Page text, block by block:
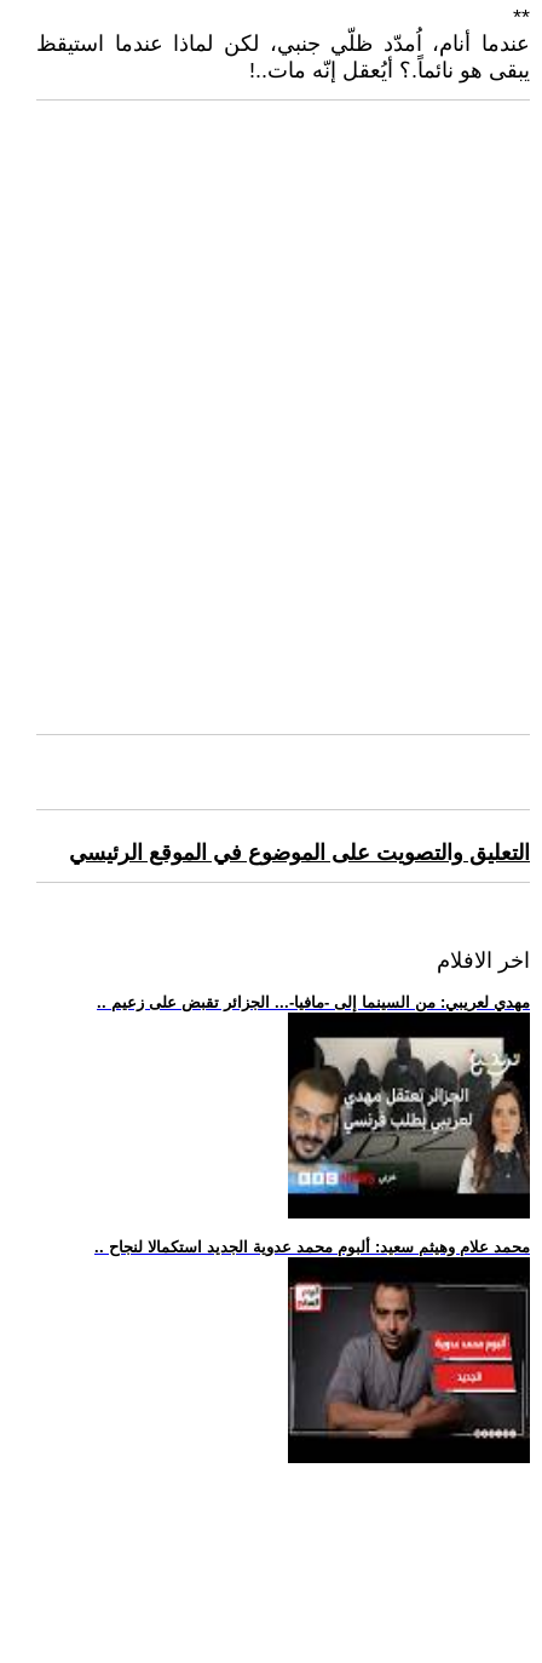
**
عندما أنام، اُمدّد ظلّي جنبي، لكن لماذا عندما استيقظ
يبقى هو نائماً.؟ أيُعقل إنّه مات..!
التعليق والتصويت على الموضوع في الموقع الرئيسي
اخر الافلام
.. مهدي لعريبي: من السينما إلى -مافيا-... الجزائر تقبض على زعيم
.. محمد علام وهيثم سعيد: ألبوم محمد عدوية الجديد استكمالا لنجاح